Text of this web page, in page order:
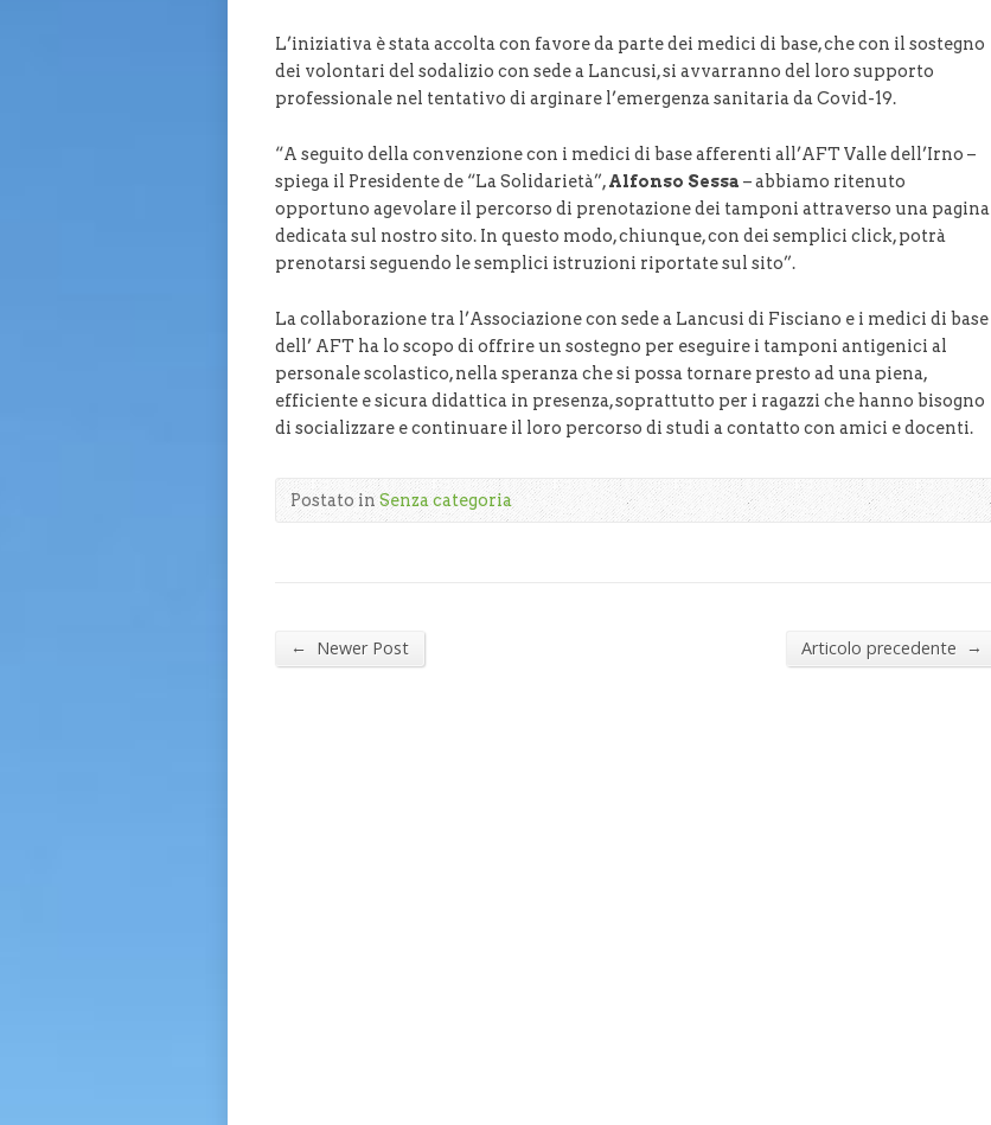
L’iniziativa è stata accolta con favore da parte dei medici di base, che con il sostegno
dei volontari del sodalizio con sede a Lancusi, si avvarranno del loro supporto
professionale nel tentativo di arginare l’emergenza sanitaria da Covid-19.
“A seguito della convenzione con i medici di base afferenti all’AFT Valle dell’Irno –
spiega il Presidente de “La Solidarietà”,Alfonso Sessa – abbiamo ritenuto
opportuno agevolare il percorso di prenotazione dei tamponi attraverso una pagina
dedicata sul nostro sito. In questo modo, chiunque, con dei semplici click, potrà
prenotarsi seguendo le semplici istruzioni riportate sul sito”.
La collaborazione tra l’Associazione con sede a Lancusi di Fisciano e i medici di base
dell’ AFT ha lo scopo di offrire un sostegno per eseguire i tamponi antigenici al
personale scolastico, nella speranza che si possa tornare presto ad una piena,
efficiente e sicura didattica in presenza, soprattutto per i ragazzi che hanno bisogno
di socializzare e continuare il loro percorso di studi a contatto con amici e docenti.
Postato inSenza categoria
← Newer Post Articolo precedente →